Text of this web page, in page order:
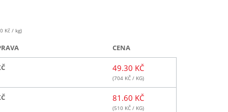
Kč / kg)
CENA
49.30 KČ
(704KČ / KG)
81.60 KČ
(510KČ / KG)